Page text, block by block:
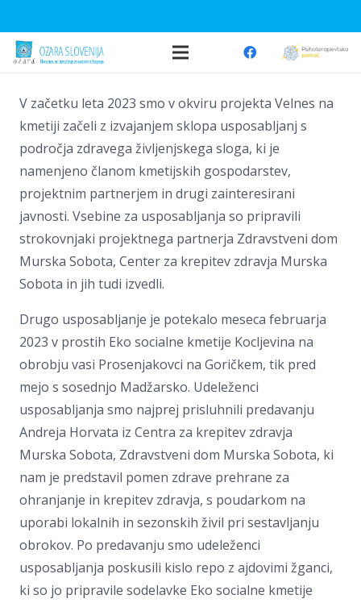
V začetku leta 2023 smo v okviru projekta Velnes na
kmetiji začeli z izvajanjem sklopa usposabljanj s
področja zdravega življenjskega sloga, ki je
namenjeno članom kmetijskih gospodarstev,
projektnim partnerjem in drugi zainteresirani
javnosti. Vsebine za usposabljanja so pripravili
strokovnjaki projektnega partnerja Zdravstveni dom
Murska Sobota, Center za krepitev zdravja Murska
Sobota in jih tudi izvedli.
Drugo usposabljanje je potekalo meseca februarja
2023 v prostih Eko socialne kmetije Kocljevina na
obrobju vasi Prosenjakovci na Goričkem, tik pred
mejo s sosednjo Madžarsko. Udeleženci
usposabljanja smo najprej prisluhnili predavanju
Andreja Horvata iz Centra za krepitev zdravja
Murska Sobota, Zdravstveni dom Murska Sobota, ki
nam je predstavil pomen zdrave prehrane za
ohranjanje in krepitev zdravja, s poudarkom na
uporabi lokalnih in sezonskih živil pri sestavljanju
obrokov. Po predavanju smo udeleženci
usposabljanja poskusili kislo repo z ajdovimi žganci,
ki so jo pripravile sodelavke Eko socialne kmetije